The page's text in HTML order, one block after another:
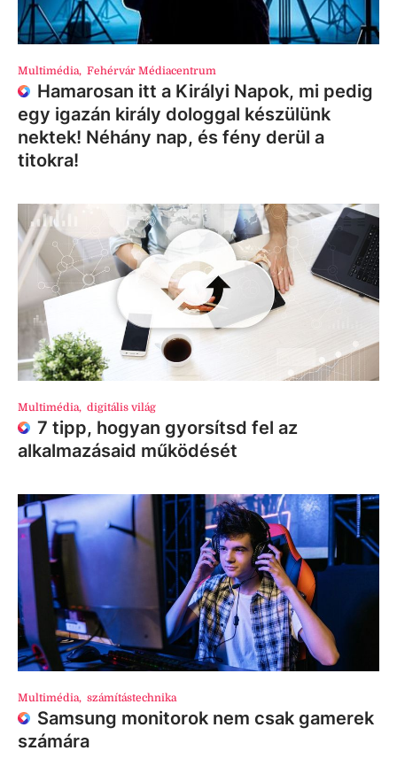
Multimédia, Fehérvár Médiacentrum
Hamarosan itt a Királyi Napok, mi pedig
egy igazán király dologgal készülünk
nektek! Néhány nap, és fény derül a
titokra!
Multimédia, digitális világ
7 tipp, hogyan gyorsítsd fel az
alkalmazásaid működését
Multimédia, számítástechnika
Samsung monitorok nem csak gamerek
számára